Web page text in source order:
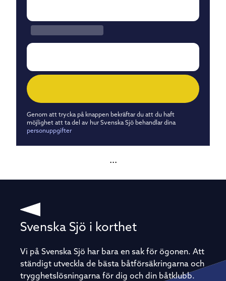
Genom att trycka på knappen bekräftar du att du haft
möjlighet att ta del av hur Svenska Sjö behandlar dina
personuppgifter
...
Svenska Sjö i korthet
Vi på Svenska Sjö har bara en sak för ögonen. Att
ständigt utveckla de bästa båtförsäkringarna och
trygghetslösningarna för dig och din båtklubb.